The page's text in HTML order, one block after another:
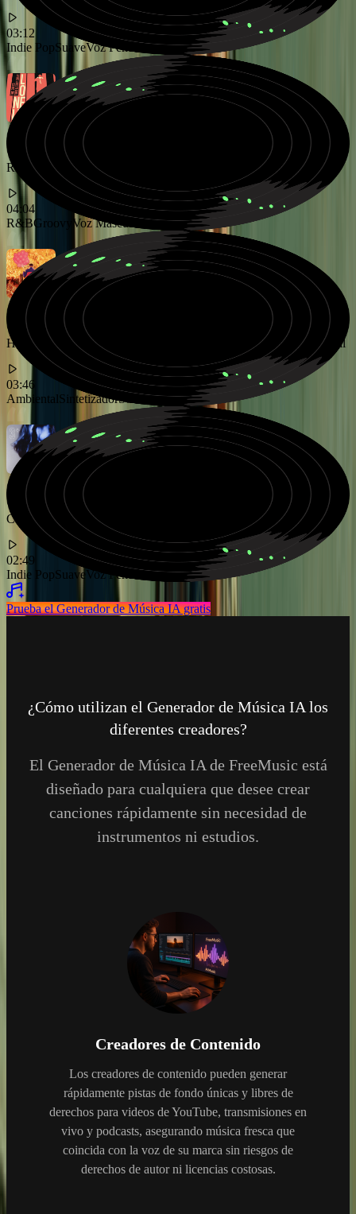
03:12
Indie PopSuaveVoz Femenina
Ritmo R&B suave con voz masculina emotiva
04:04
R&BGroovy Voz Masculina
Horizonte de atardecer de verano con texturas de sintetizador digital
03:46
AmbientalSintetizadorSoñador
Canción indie pop soñadora con voz femenina ambiental
02:49
Indie PopSuaveVoz Femenina
Prueba el Generador de Música IA gratis
¿Cómo utilizan el Generador de Música IA los
diferentes creadores?
El Generador de Música IA de FreeMusic está
diseñado para cualquiera que desee crear
canciones rápidamente sin necesidad de
instrumentos ni estudios.
Creadores de Contenido
Los creadores de contenido pueden generar
rápidamente pistas de fondo únicas y libres de
derechos para videos de YouTube, transmisiones en
vivo y podcasts, asegurando música fresca que
coincida con la voz de su marca sin riesgos de
derechos de autor ni licencias costosas.